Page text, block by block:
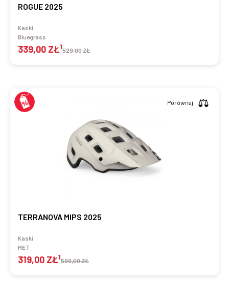
ROGUE 2025
Kaski
Bluegrass
339,00 ZŁ1529,00 ZŁ
TERRANOVA MIPS 2025
Kaski
MET
319,00 ZŁ1599,00 ZŁ
Porównaj